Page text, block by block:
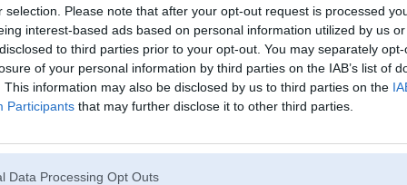
selection. Please note that after your opt-out request is processed
interest-based ads based on personal information utilized by us
to third parties prior to your opt-out. You may separately
of your personal information by third parties on the IAB’s list of
This information may also be disclosed by us to third parties on the
Participants that may further disclose it to other third parties.
Data Processing Opt Outs
2007, 18:24
2007, 17:26
17:25